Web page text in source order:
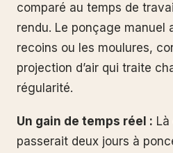
comparé au temps de
rendu. Le ponçage manuel
recoins ou les moulures,
projection d’air qui traite
régularité.
Un gain de temps réel :
passerait deux jours à